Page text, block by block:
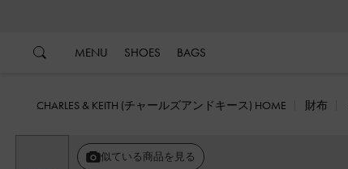
MENU SHOES BAGS
CHARLES & KEITH (チャールズアンドキース) HOME 財布
似ている商品を見る